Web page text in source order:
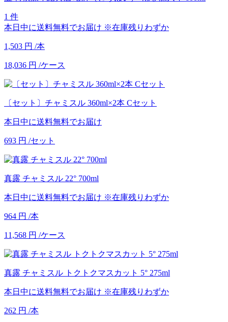
1 件
本日中に送料無料でお届け ※在庫残りわずか
1,503 円 /本
18,036 円 /ケース
〔セット〕チャミスル 360ml×2本 Cセット
本日中に送料無料でお届け
693 円 /セット
真露 チャミスル 22° 700ml
本日中に送料無料でお届け ※在庫残りわずか
964 円 /本
11,568 円 /ケース
真露 チャミスル トクトクマスカット 5° 275ml
本日中に送料無料でお届け ※在庫残りわずか
262 円 /本